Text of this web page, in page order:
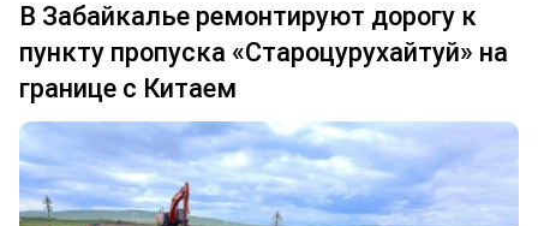
В Забайкалье ремонтируют дорогу к
пункту пропуска «Староцурухайтуй» на
границе с Китаем